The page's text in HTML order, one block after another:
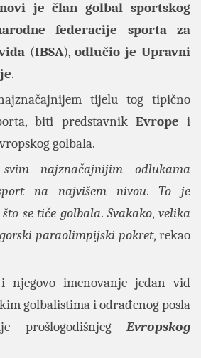
novi je član golbal sportskog
federacije sporta za
(IBSA),odlučio je Upravni
.
tijelu tog tipično
biti predstavnik Evrope i
golbala.
najznačajnijim odlukama
na najvišem nivou. To je
se tiče golbala.Svakako,velika
paraolimpijski pokret, rekao
imenovanje jedan vid
golbalistima i odrađenog posla
prošlogodišnjeg Evropskog